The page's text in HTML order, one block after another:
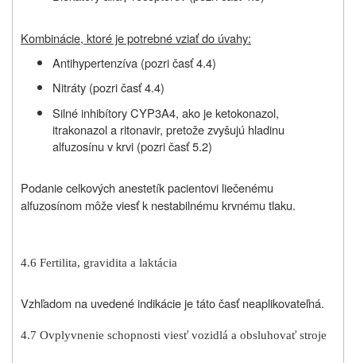
Kombinácie, ktoré je potrebné vziať do úvahy:
Antihypertenzíva (pozri časť 4.4)
Nitráty (pozri časť 4.4)
Silné inhibítory CYP3A4, ako je ketokonazol,
itrakonazol a ritonavir, pretože zvyšujú hladinu
alfuzosínu v krvi (pozri časť 5.2)
Podanie celkových anestetík pacientovi liečenému
alfuzosínom môže viesť k nestabilnému krvnému tlaku.
4.6 Fertilita, gravidita a laktácia
Vzhľadom na uvedené indikácie je táto časť neaplikovateľná.
4.7 Ovplyvnenie schopnosti viesť vozidlá a obsluhovať stroje